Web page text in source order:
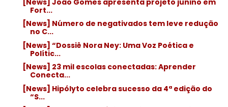
Fort...
[News] Número de negativados tem leve redução
no C...
[News] “Dossiê Nora Ney: Uma Voz Poética e
Polític...
[News] 23 mil escolas conectadas: Aprender
Conecta...
[News] Hipólyto celebra sucesso da 4ª edição do
“S...